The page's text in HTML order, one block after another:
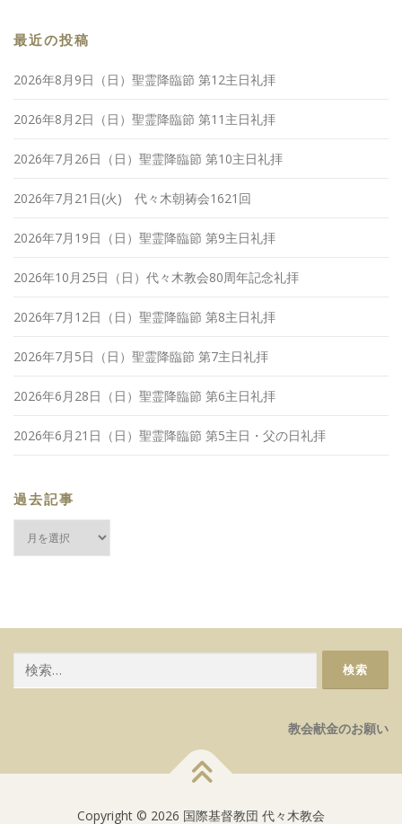
最近の投稿
2026年8月9日（日）聖霊降臨節 第12主日礼拝
2026年8月2日（日）聖霊降臨節 第11主日礼拝
2026年7月26日（日）聖霊降臨節 第10主日礼拝
2026年7月21日(火) 代々木朝祷会1621回
2026年7月19日（日）聖霊降臨節 第9主日礼拝
2026年10月25日（日）代々木教会80周年記念礼拝
2026年7月12日（日）聖霊降臨節 第8主日礼拝
2026年7月5日（日）聖霊降臨節 第7主日礼拝
2026年6月28日（日）聖霊降臨節 第6主日礼拝
2026年6月21日（日）聖霊降臨節 第5主日・父の日礼拝
過去記事
索:
教会献金のお願い
Copyright © 2026 国際基督教団 代々木教会